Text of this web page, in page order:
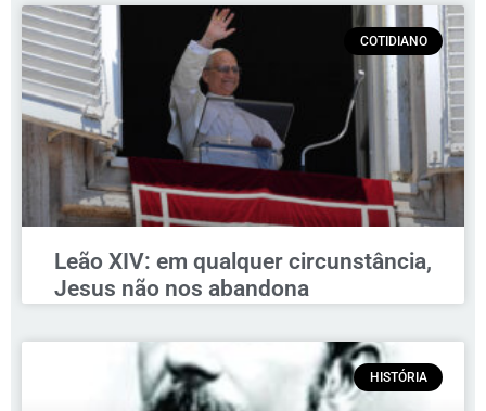
COTIDIANO
Leão XIV: em qualquer circunstância,
Jesus não nos abandona
HISTÓRIA